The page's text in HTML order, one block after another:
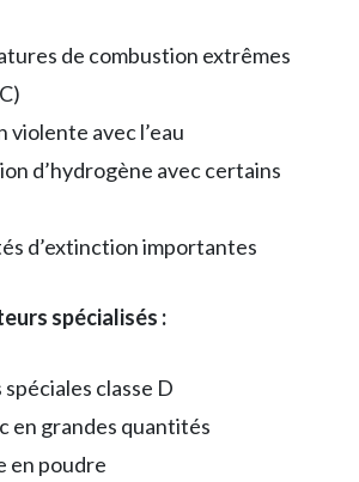
de combustion extrêmes
violente avec l’eau
d’hydrogène avec certains
d’extinction importantes
spécialisés :
spéciales classe D
en grandes quantités
en poudre